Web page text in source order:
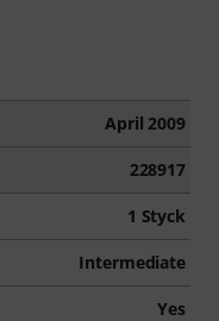
April 2009
228917
1 Styck
Intermediate
Yes